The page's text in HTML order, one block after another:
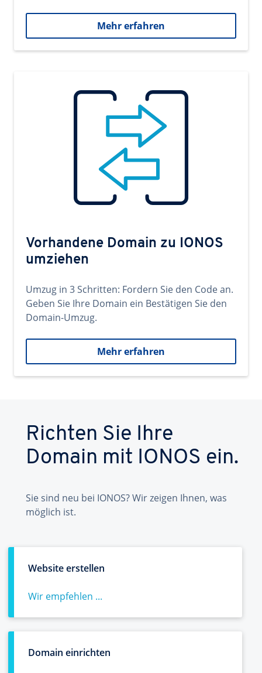
Mehr erfahren
Vorhandene Domain zu IONOS
umziehen
Umzug in 3 Schritten: Fordern Sie den Code an.
Geben Sie Ihre Domain ein Bestätigen Sie den
Domain-Umzug.
Mehr erfahren
Richten Sie Ihre
Domain mit IONOS ein.
Sie sind neu bei IONOS? Wir zeigen Ihnen, was
möglich ist.
Website erstellen
Wir empfehlen ...
Domain einrichten